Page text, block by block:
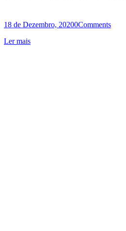
18 de Dezembro, 20200Comments
Ler mais